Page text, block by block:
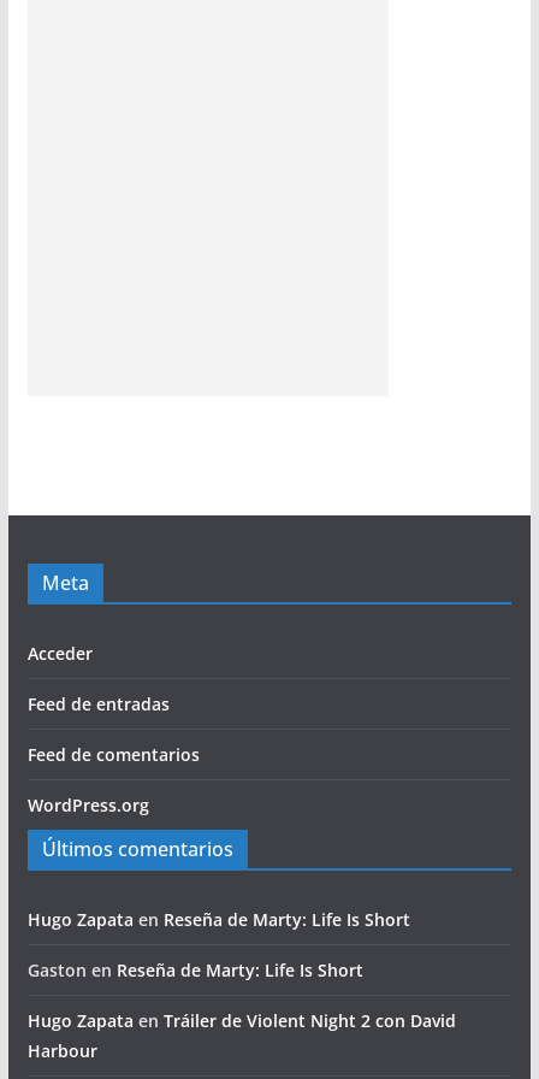
Meta
Acceder
Feed de entradas
Feed de comentarios
WordPress.org
Últimos comentarios
Hugo Zapata en Reseña de Marty: Life Is Short
Gaston en Reseña de Marty: Life Is Short
Hugo Zapata en Tráiler de Violent Night 2 con David
Harbour